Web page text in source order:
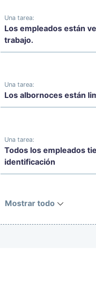
Una tarea:
Los empleados están
trabajo.
Una tarea:
Los albornoces están
Una tarea:
Todos los empleados
identificación
Mostrar todo